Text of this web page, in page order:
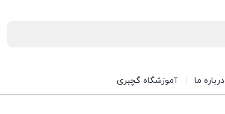
درباره ما آموزشگاه گچبری